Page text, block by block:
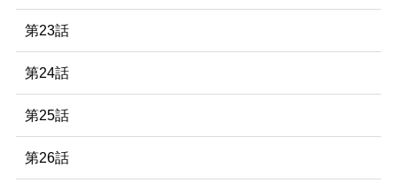
第23話
第24話
第25話
第26話